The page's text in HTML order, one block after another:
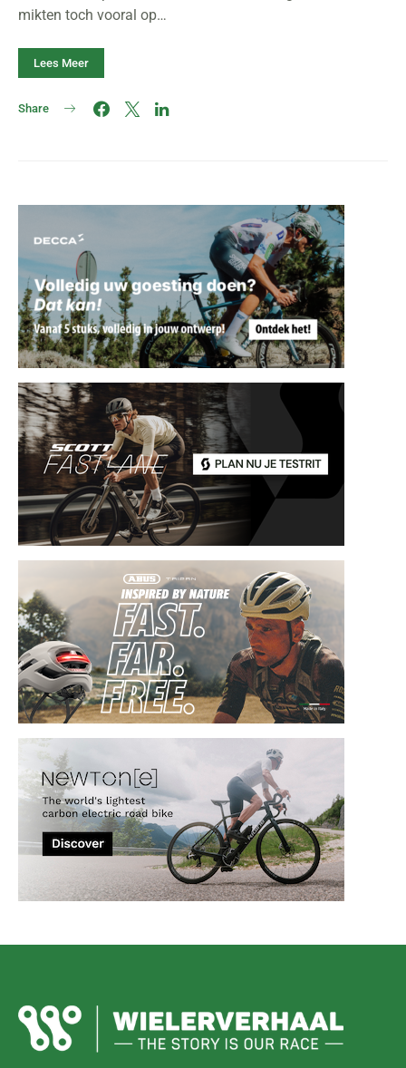
mikten toch vooral op…
Lees Meer
Share